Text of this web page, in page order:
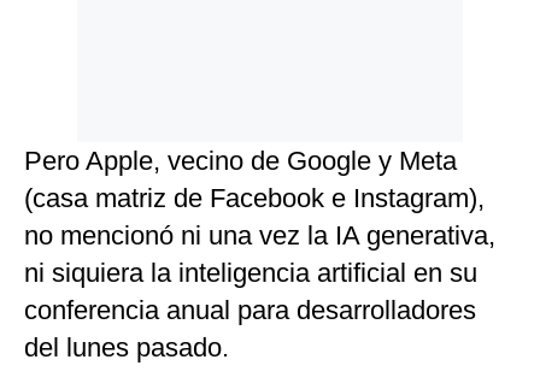
Pero Apple, vecino de Google y Meta
(casa matriz de Facebook e Instagram),
no mencionó ni una vez la IA generativa,
ni siquiera la inteligencia artificial en su
conferencia anual para desarrolladores
del lunes pasado.